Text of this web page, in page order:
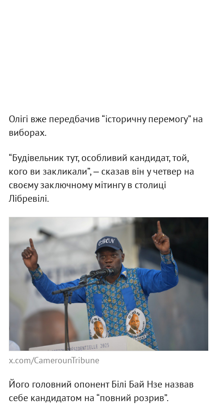
Олігі вже передбачив “історичну перемогу” на
виборах.
“Будівельник тут, особливий кандидат, той,
кого ви закликали”, ‒ сказав він у четвер на
своєму заключному мітингу в столиці
Лібревілі.
x.com/CamerounTribune
Його головний опонент Білі Бай Нзе назвав
себе кандидатом на “повний розрив”.